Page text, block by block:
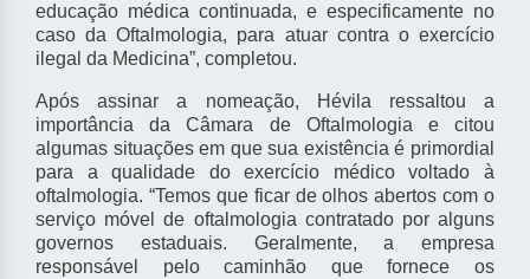
educação médica continuada, e especificamente no
caso da Oftalmologia, para atuar contra o exercício
ilegal da Medicina”, completou.
Após assinar a nomeação, Hévila ressaltou a
importância da Câmara de Oftalmologia e citou
algumas situações em que sua existência é primordial
para a qualidade do exercício médico voltado à
oftalmologia. “Temos que ficar de olhos abertos com o
serviço móvel de oftalmologia contratado por alguns
governos estaduais. Geralmente, a empresa
responsável pelo caminhão que fornece os